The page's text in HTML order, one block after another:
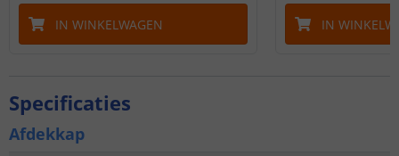
IN WINKELWAGEN IN
Specificaties
Afdekkap